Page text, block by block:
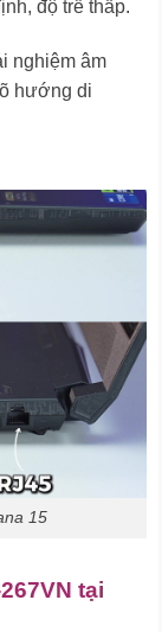
độ trễ thấp.
nghiệm âm
hướng di
15
tại